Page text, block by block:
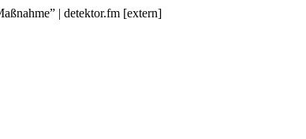
| detektor.fm [extern]